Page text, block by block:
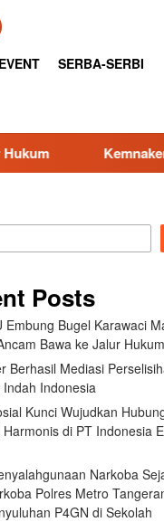
EVENT SERBA-SERBI
Mediasi
Posts
Embung Bugel Karawaci
Bawa ke Jalur Hukum
Berhasil Mediasi
Indah Indonesia
Kunci Wujudkan
di PT Indonesia
Narkoba
Polres Metro
P4GN di Sekolah